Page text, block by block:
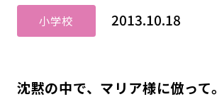
小学校 2013.10.18
沈黙の中で、マリア様に倣って。